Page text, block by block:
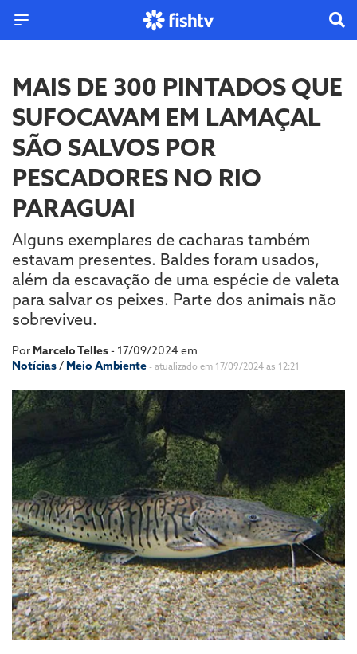
MAIS DE 300 PINTADOS QUE
SUFOCAVAM EM LAMAÇAL
SÃO SALVOS POR
PESCADORES NO RIO
PARAGUAI
Alguns exemplares de cacharas também
estavam presentes. Baldes foram usados,
além da escavação de uma espécie de valeta
para salvar os peixes. Parte dos animais não
sobreviveu.
Por Marcelo Telles- 17/09/2024 em
Notícias/ Meio Ambiente - atualizado em 17/09/2024 as 12:21